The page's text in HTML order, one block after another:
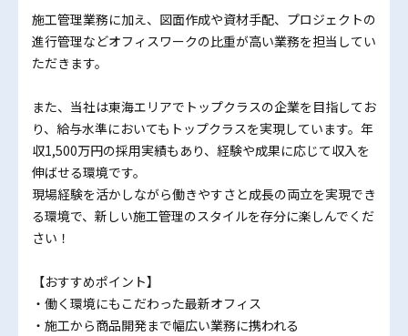
施工管理業務に加え、図面作成や資材手配、プロジェクトの
進行管理などオフィスワークの比重が高い業務を担当してい
ただきます。
また、当社は東海エリアでトップクラスの企業を目指してお
り、給与水準においてもトップクラスを実現しています。年
収1,500万円の採用実績もあり、経験や成果に応じて収入を
伸ばせる環境です。
現場経験を活かしながら働きやすさと成長の両立を実現でき
る環境で、新しい施工管理のスタイルを存分に楽しんでくだ
さい！
【おすすめポイント】
・働く環境にもこだわった最新オフィス
・施工から商品開発まで幅広い業務に携われる